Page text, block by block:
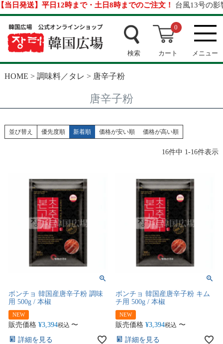
送】平日12時まで・土日8時までのご注文！台風13号の影響に
検索
0
カート メニュー
HOME 調味料／タレ 唐辛子粉
唐辛子粉
並び替え 優先度順 新着順 価格が安い順 価格が高い順
16件中 1-16件表示
ボンチョ 韓国産唐辛子粉 調味
用 500g / 本椒
NEW
販売価格 ¥3,394税込 〜
詳細を見る
ボンチョ 韓国産唐辛子粉 キム
チ用 500g / 本椒
NEW
販売価格 ¥3,394税込 〜
詳細を見る